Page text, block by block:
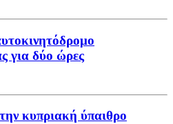
για δύο ώρες
κυπριακή ύπαιθρο